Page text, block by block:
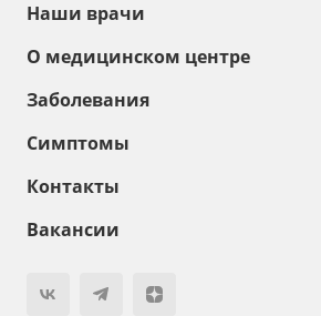
Наши врачи
О медицинском центре
Заболевания
Симптомы
Контакты
Вакансии